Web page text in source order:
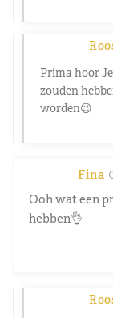
Prima hoor
zouden
worden😉
Fina
Ooh wat een
hebben👌